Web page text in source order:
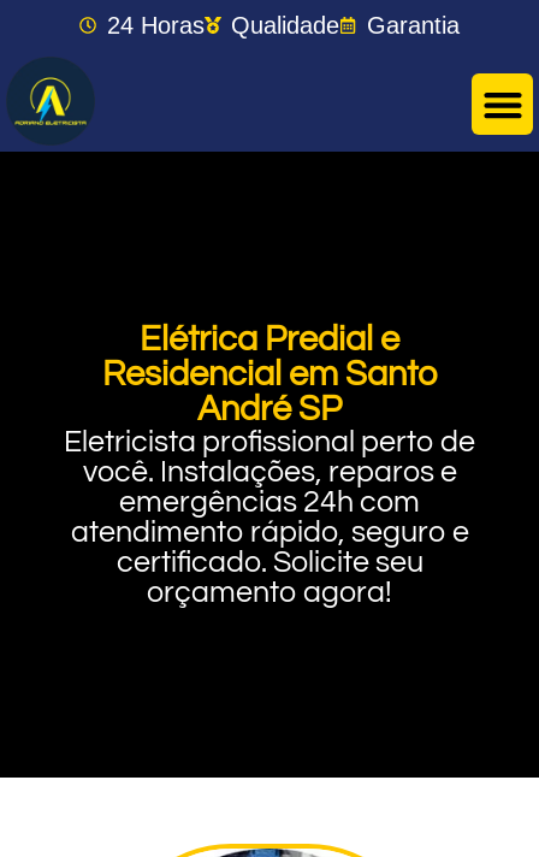
24 Horas Qualidade Garantia
Elétrica Predial e
Residencial em Santo
André SP
Eletricista profissional perto de
você. Instalações, reparos e
emergências 24h com
atendimento rápido, seguro e
certificado. Solicite seu
orçamento agora!